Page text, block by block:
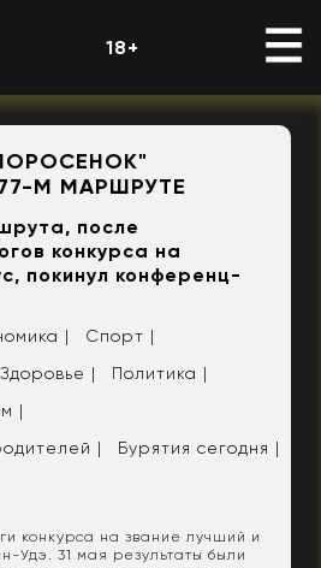
18+
М МАРШРУТЕ
после
конкурса на
покинул конференц-
|
Спорт |
Здоровье |
Политика |
|
|
Бурятия сегодня |
конкурса на звание лучший и
Удэ. 31 мая результаты были